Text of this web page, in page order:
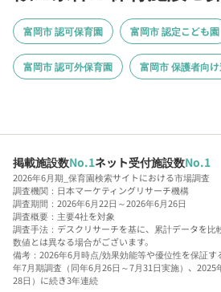
富岡市 認可保育園 富岡市 認定こども園
富岡市 認可外保育園 富岡市 保護者向
掲載施設数No.1ネット受付施設数No.1
2026年6月期_保育園検索サイトにおける市場調査
調査機関：日本マーケティングリサーチ機構
調査期間：2026年6月22日～2026年6月26日
調査概要：主要4社を対象
調査手法：デスクリサーチを基に、累計データを比
数値とは異なる場合がございます。
備考：2026年6月時点/効果効能等や優位性を保証
年7月期調査（同年6月26日～7月31日実施）、2025
28日）に続き3年連続